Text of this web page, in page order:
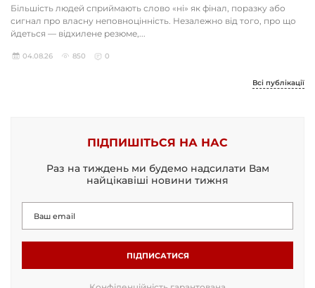
Більшість людей сприймають слово «ні» як фінал, поразку або
сигнал про власну неповноцінність. Незалежно від того, про що
йдеться — відхилене резюме,...
04.08.26 850 0
Всі публікації
ПІДПИШІТЬСЯ НА НАС
Раз на тиждень ми будемо надсилати Вам
найцікавіші новини тижня
ПІДПИСАТИСЯ